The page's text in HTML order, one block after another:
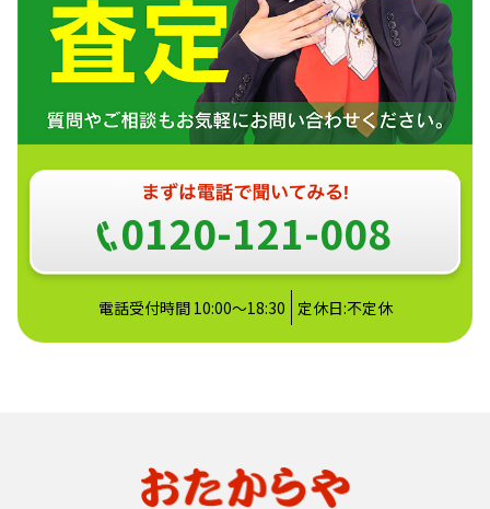
0120-121-008
電話受付時間 10:00～18:30 定休日:不定休